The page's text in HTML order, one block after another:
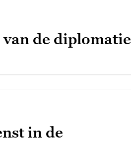
de diplomatie
in de